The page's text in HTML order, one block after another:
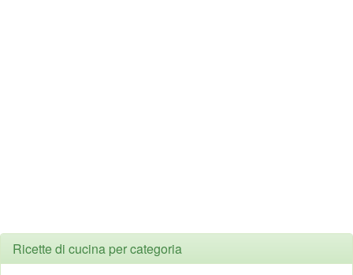
Ricette di cucina per categoria